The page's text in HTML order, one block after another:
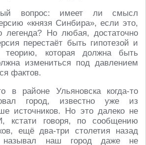
вопрос: имеет ли смысл
«князя Синбира», если это,
легенда? Но любая, достаточно
перестаёт быть гипотезой и
теорию, которая должна быть
измениться под давлением
фактов.
в районе Ульяновска когда-то
город, известно уже из
источников. Но это далеко не
кстати говоря, по сообщению
ещё два-три столетия назад
называл наш город даже не